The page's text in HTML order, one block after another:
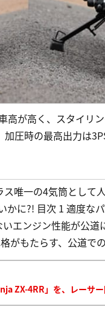
が高く、スタイリ
圧時の最高出力は
唯一の4気筒として
に?! 目次 1 適度な
エンジン性能が公道
がもたらす、公道で
ZX-4RR」を、レーサ